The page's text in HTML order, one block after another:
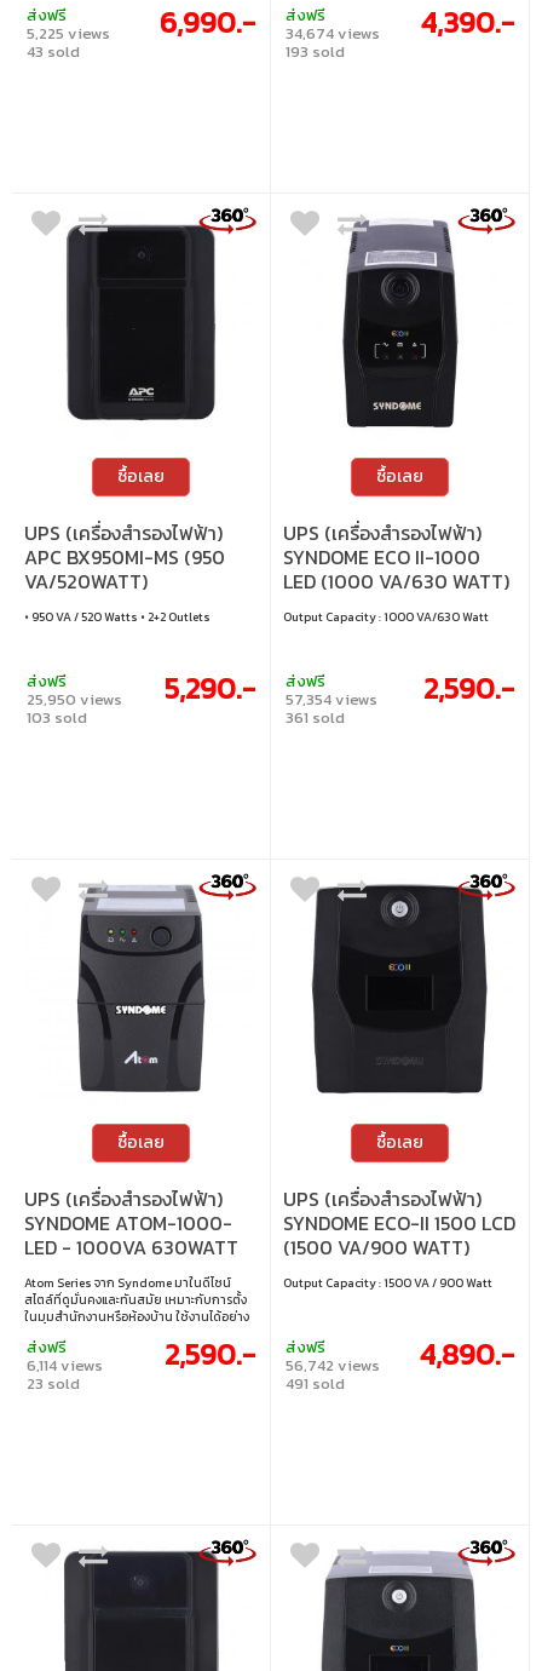
พร้อม AVR ช่วยปรับแรงดันอัตโนมัติ มีช่อง
เสียบ Universal 4 ช่อง โครงสร้างแข็งแรง
เสียงเงียบ ไม่เกิน 45 dBA เหมาะกับทั้ง
182 × 130 × 320 มม. น้ำหนัก 10.6 กก. • มี
ระบบเตือนสถานะ เช่น แบตใกล้หมด อุณหภูมิ
สูง และโอเวอร์โหลด
ส่งฟรี
5,225 views
43 sold
6,990.- ส่งฟรี
34,674 views
193 sold
4,390.-
ซื้อเลย
UPS (เครื่องสำรองไฟฟ้า)
APC BX950MI-MS (950
VA/520WATT)
• 950 VA / 520 Watts • 2+2 Outlets
ส่งฟรี
25,950 views
103 sold
5,290.-
ซื้อเลย
UPS (เครื่องสำรองไฟฟ้า)
SYNDOME ECO II-1000
LED (1000 VA/630 WATT)
Output Capacity : 1000 VA/630 Watt
ส่งฟรี
57,354 views
361 sold
2,590.-
ซื้อเลย
UPS (เครื่องสำรองไฟฟ้า)
SYNDOME ATOM-1000-
LED - 1000VA 630WATT
Atom Series จาก Syndome มาในดีไซน์
สไตล์ที่ดูมั่นคงและทันสมัย เหมาะกับการตั้ง
ในมุมสำนักงานหรือห้องบ้าน ใช้งานได้อย่าง
อัตโนมัติและหน้าจอแสดงสถานะการทำงาน
ช่วยให้ผู้ใช้วางใจในความเสถียรของเครื่องใช้
ไฟฟ้าทุกชนิด • กำลังการจ่ายไฟ :
ส่งฟรี
6,114 views
23 sold
2,590.-
ซื้อเลย
UPS (เครื่องสำรองไฟฟ้า)
SYNDOME ECO-II 1500 LCD
(1500 VA/900 WATT)
Output Capacity : 1500 VA / 900 Watt
ส่งฟรี
56,742 views
491 sold
4,890.-